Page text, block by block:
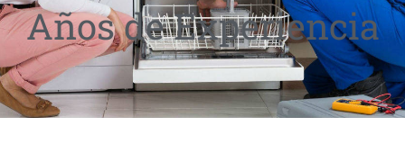
Años de Experiencia